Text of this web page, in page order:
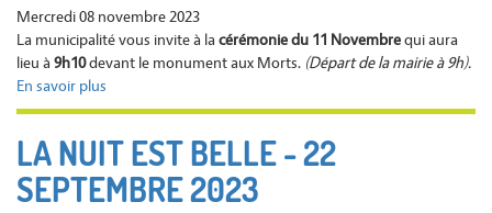
-
VENDREDI
24
Mercredi 08 novembre 2023
La municipalité vous invite à la cérémonie du 11 Novembrequi aura
lieu à 9h10devant le monument aux Morts. (Départ de la mairie à 9h).
En savoir plus
Cérémonie
novembre
2023
LA NUIT EST BELLE - 22
SEPTEMBRE 2023